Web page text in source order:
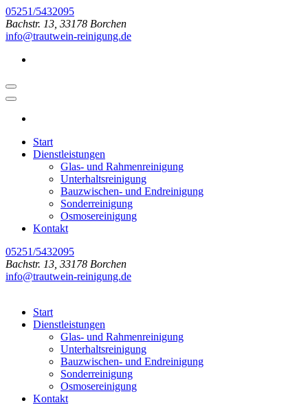
Zum
Inhalt
springen
drücken)
05251/5432095
Bachstr. 13, 33178 Borchen
info@trautwein-reinigung.de
Start
Dienstleistungen
Glas- und Rahmenreinigung
Unterhaltsreinigung
Bauzwischen- und Endreinigung
Sonderreinigung
Osmosereinigung
Kontakt
05251/5432095
Bachstr. 13, 33178 Borchen
info@trautwein-reinigung.de
Start
Dienstleistungen
Glas- und Rahmenreinigung
Unterhaltsreinigung
Bauzwischen- und Endreinigung
Sonderreinigung
Osmosereinigung
Kontakt